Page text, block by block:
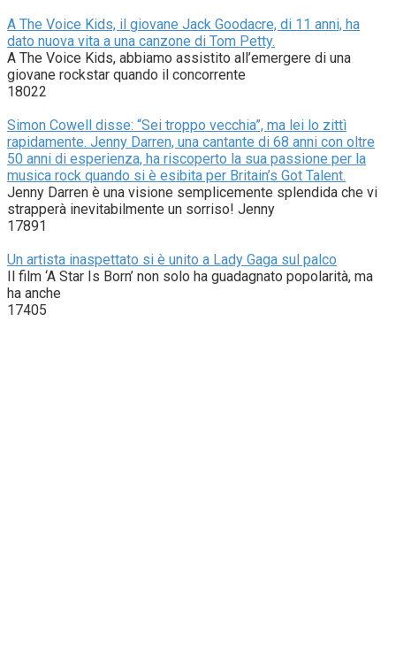
A The Voice Kids, il giovane Jack Goodacre, di 11 anni, ha
dato nuova vita a una canzone di Tom Petty.
A The Voice Kids, abbiamo assistito all’emergere di una
giovane rockstar quando il concorrente
18022
Simon Cowell disse: “Sei troppo vecchia”, ma lei lo zittì
rapidamente. Jenny Darren, una cantante di 68 anni con oltre
50 anni di esperienza, ha riscoperto la sua passione per la
musica rock quando si è esibita per Britain’s Got Talent.
Jenny Darren è una visione semplicemente splendida che vi
strapperà inevitabilmente un sorriso! Jenny
17891
Un artista inaspettato si è unito a Lady Gaga sul palco
Il film ‘A Star Is Born’ non solo ha guadagnato popolarità, ma
ha anche
17405